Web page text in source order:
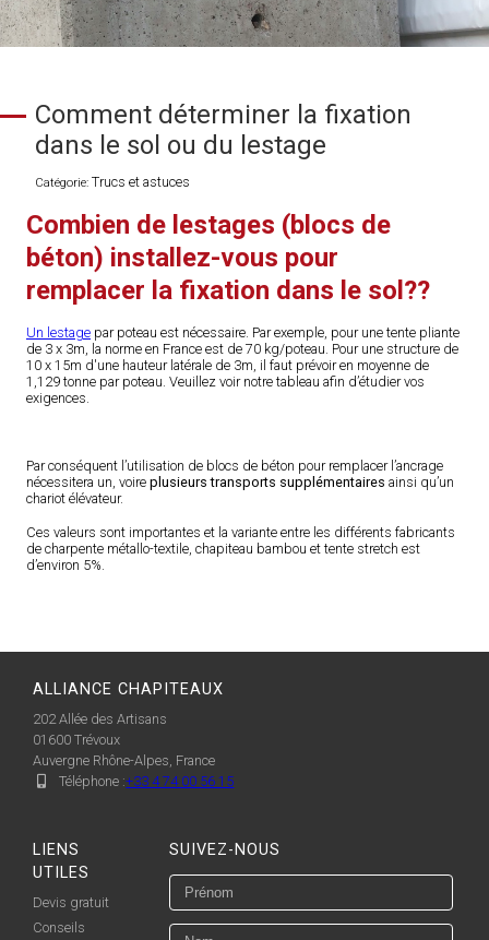
Comment déterminer la fixation
dans le sol ou du lestage
Catégorie: Trucs et astuces
Combien de lestages (blocs de
béton) installez-vous pour
remplacer la fixation dans le sol??
Un lestage par poteau est nécessaire. Par exemple, pour une tente pliante
de 3 x 3m, la norme en France est de 70 kg/poteau. Pour une structure de
10 x 15m d'une hauteur latérale de 3m, il faut prévoir en moyenne de
1,129 tonne par poteau. Veuillez voir notre tableau afin d’étudier vos
exigences.
Par conséquent l’utilisation de blocs de béton pour remplacer l’ancrage
nécessitera un, voire plusieurs transports supplémentaires ainsi qu’un
chariot élévateur.
Ces valeurs sont importantes et la variante entre les différents fabricants
de charpente métallo-textile, chapiteau bambou et tente stretch est
d’environ 5%.
ALLIANCE CHAPITEAUX
202 Allée des Artisans
01600 Trévoux
Auvergne Rhône-Alpes, France
Téléphone :+33 4 74 00 56 15
LIENS
UTILES
Devis gratuit
Conseils
SUIVEZ-NOUS